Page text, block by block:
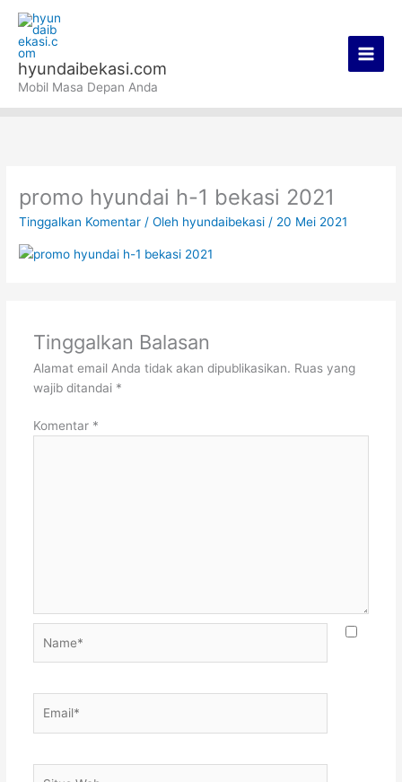
konten
hyundaibekasi.com
Mobil Masa Depan Anda
promo hyundai h-1 bekasi 2021
Tinggalkan Komentar / Oleh hyundaibekasi/ 20 Mei 2021
Tinggalkan Balasan
Alamat email Anda tidak akan dipublikasikan. Ruas yang
wajib ditandai *
Komentar *